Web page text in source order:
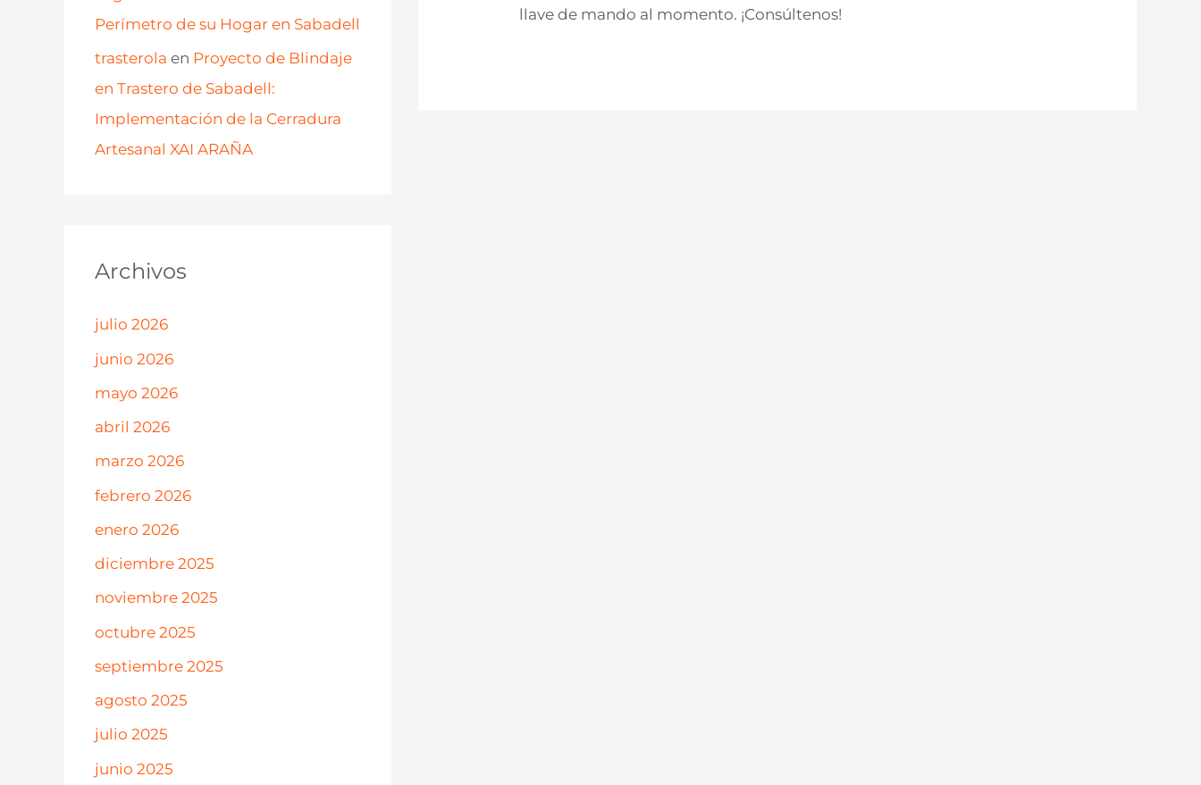
Perímetro de su Hogar en Sabadell
trasterola en Proyecto de Blindaje
en Trastero de Sabadell:
Implementación de la Cerradura
Artesanal XAI ARAÑA
Archivos
julio 2026
junio 2026
mayo 2026
abril 2026
marzo 2026
febrero 2026
enero 2026
diciembre 2025
noviembre 2025
octubre 2025
septiembre 2025
agosto 2025
julio 2025
junio 2025
llave de mando al momento. ¡Consúltenos!